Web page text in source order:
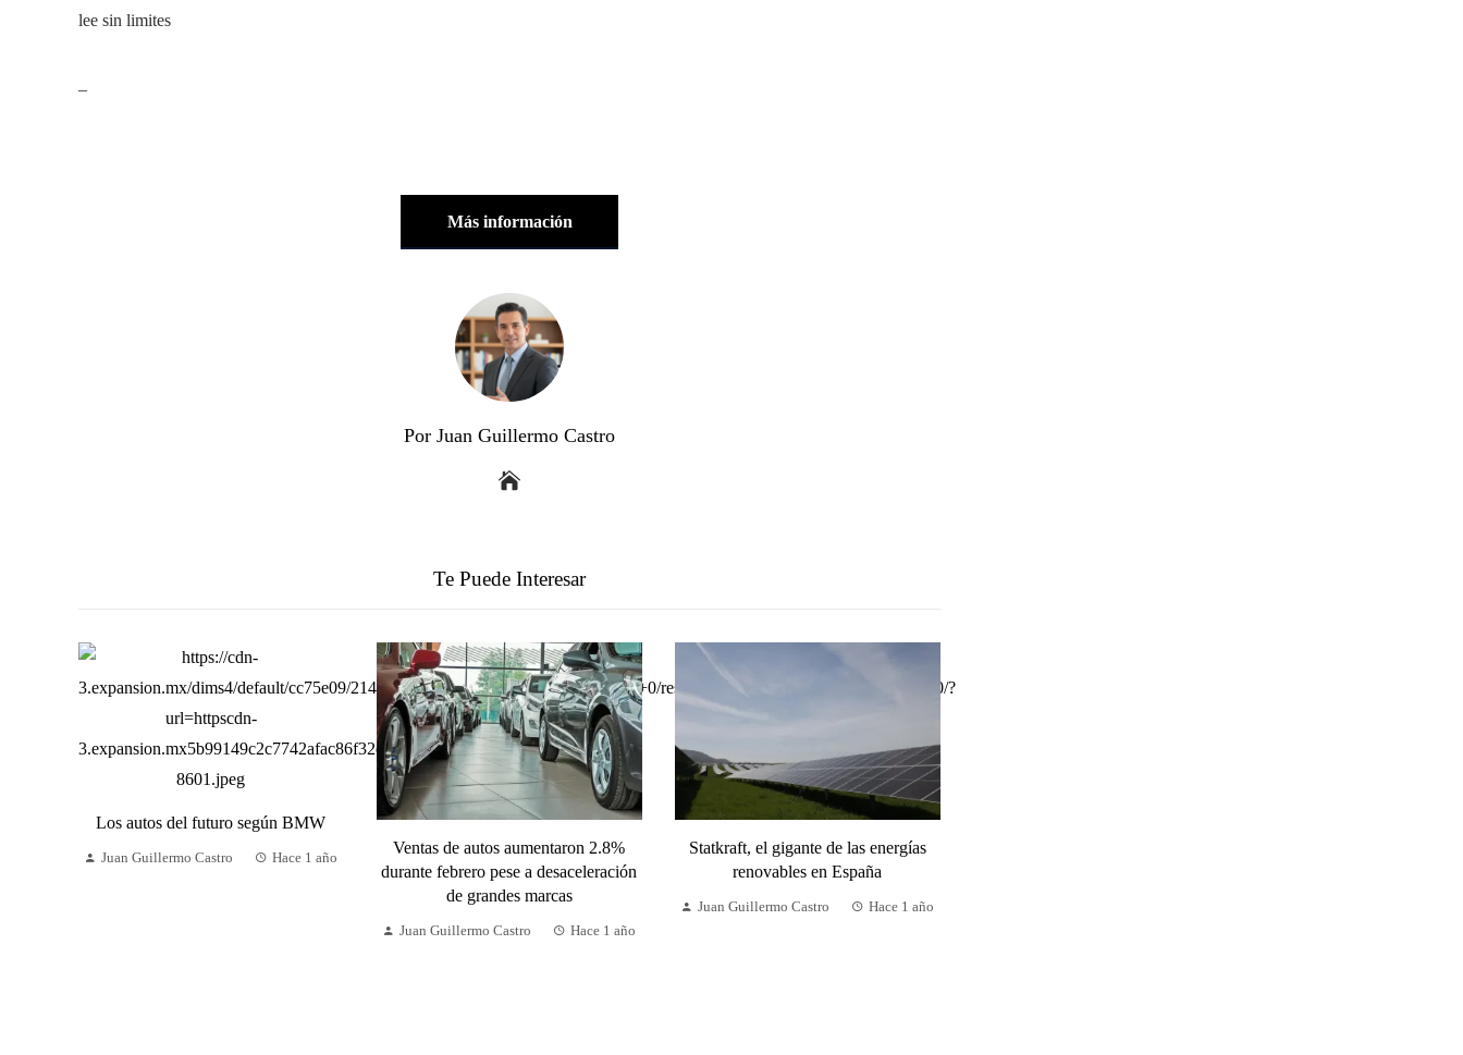
lee sin limites
Más información
Por Juan Guillermo Castro
Te Puede Interesar
Los autos del futuro según BMW
Juan Guillermo Castro Hace 1 año
Ventas de autos aumentaron 2.8%
durante febrero pese a desaceleración
de grandes marcas
Juan Guillermo Castro Hace 1 año
Statkraft, el gigante de las energías
renovables en España
Juan Guillermo Castro Hace 1 año